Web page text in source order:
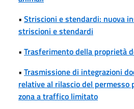
• Striscioni e stendardi: nuova
striscioni e stendardi
• Trasferimento della proprietà
• Trasmissione di integrazioni
relative al rilascio del
zona a traffico limitato